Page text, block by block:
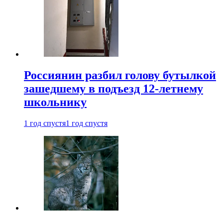
Россиянин разбил голову бутылкой
зашедшему в подъезд 12-летнему
школьнику
1 год спустя1 год спустя